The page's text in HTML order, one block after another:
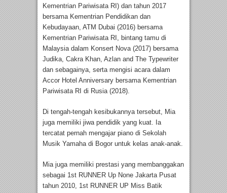
Kementrian Pariwisata RI) dan tahun 2017
bersama Kementrian Pendidikan dan
Kebudayaan, ATM Dubai (2016) bersama
Kementrian Pariwisata RI, bintang tamu di
Malaysia dalam Konsert Nova (2017) bersama
Judika, Cakra Khan, Azlan and The Typewriter
dan sebagainya, serta mengisi acara dalam
Accor Hotel Anniversary bersama Kementrian
Pariwisata RI di Rusia (2018).
Di tengah-tengah kesibukannya tersebut, Mia
juga memiliki jiwa pendidik yang kuat. Ia
tercatat pernah mengajar piano di Sekolah
Musik Yamaha di Bogor untuk kelas anak-anak.
Mia juga memiliki prestasi yang membanggakan
sebagai 1st RUNNER Up None Jakarta Pusat
tahun 2010, 1st RUNNER UP Miss Batik